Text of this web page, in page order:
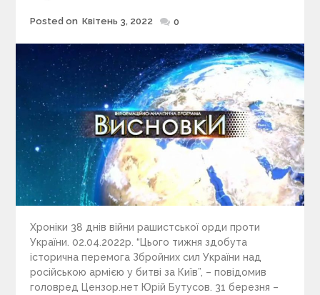
Posted
Posted on Квітень 3, 2022 0
Хроніки 38 днів війни рашистської орди проти
України. 02.04.2022р. “Цього тижня здобута
історична перемога Збройних сил України над
російською армією у битві за Київ”, – повідомив
головред Цензор.нет Юрій Бутусов. 31 березня –